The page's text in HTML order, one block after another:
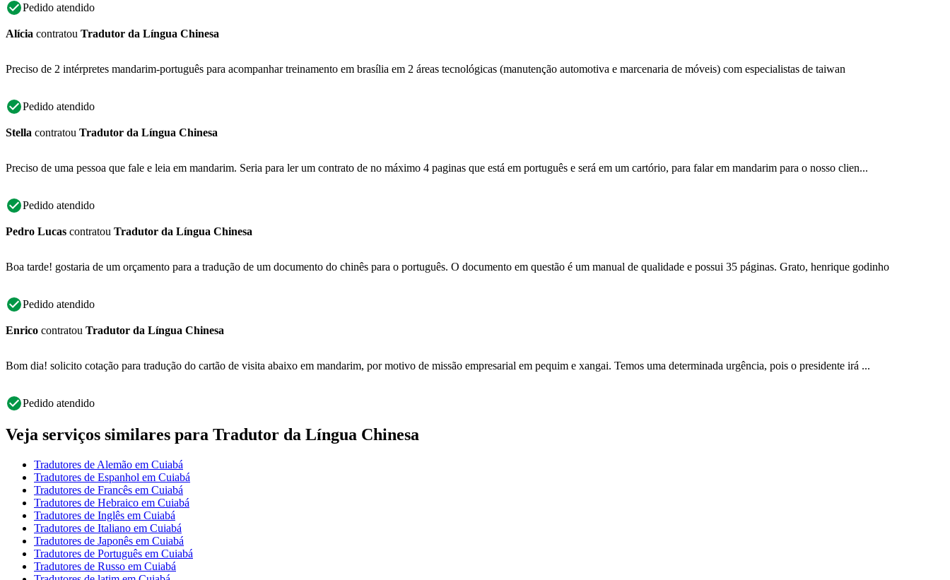
Pedido atendido
Alícia contratou Tradutor da Língua Chinesa
Preciso de 2 intérpretes mandarim-português para acompanhar treinamento em brasília em 2 áreas tecnológicas (manutenção automotiva e marcenaria de móveis) com especialistas de taiwan
Pedido atendido
Stella contratou Tradutor da Língua Chinesa
Preciso de uma pessoa que fale e leia em mandarim. Seria para ler um contrato de no máximo 4 paginas que está em português e será em um cartório, para falar em mandarim para o nosso clien...
Pedido atendido
Pedro Lucas contratou Tradutor da Língua Chinesa
Boa tarde! gostaria de um orçamento para a tradução de um documento do chinês para o português. O documento em questão é um manual de qualidade e possui 35 páginas. Grato, henrique godinho
Pedido atendido
Enrico contratou Tradutor da Língua Chinesa
Bom dia! solicito cotação para tradução do cartão de visita abaixo em mandarim, por motivo de missão empresarial em pequim e xangai. Temos uma determinada urgência, pois o presidente irá ...
Pedido atendido
Veja serviços similares para Tradutor da Língua Chinesa
Tradutores de Alemão em Cuiabá
Tradutores de Espanhol em Cuiabá
Tradutores de Francês em Cuiabá
Tradutores de Hebraico em Cuiabá
Tradutores de Inglês em Cuiabá
Tradutores de Italiano em Cuiabá
Tradutores de Japonês em Cuiabá
Tradutores de Português em Cuiabá
Tradutores de Russo em Cuiabá